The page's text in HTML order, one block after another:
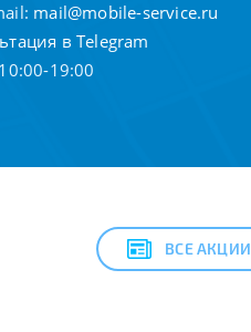
mail@mobile-service.ru
в Telegram
19:00
ВСЕ АКЦИИ